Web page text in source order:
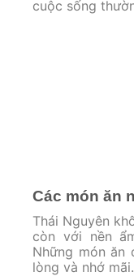
cuộc sống
Các món ăn
Thái Nguyên
còn với nền
Những món ăn
lòng và nhớ mãi.